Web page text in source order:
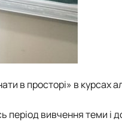
в просторі» в курсах
період вивчення теми і